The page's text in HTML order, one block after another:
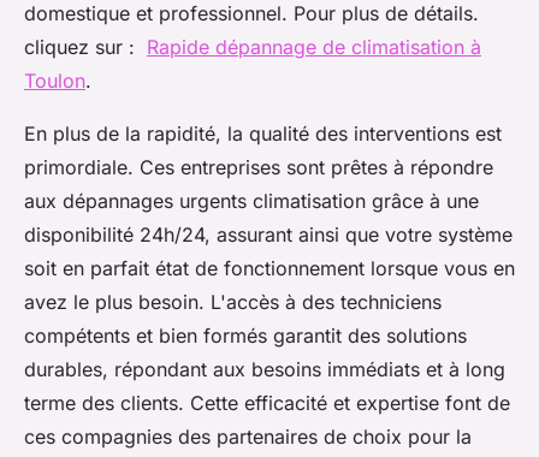
domestique et professionnel. Pour plus de détails.
cliquez sur : Rapide dépannage de climatisation à
Toulon.
En plus de la rapidité, la qualité des interventions est
primordiale. Ces entreprises sont prêtes à répondre
aux dépannages urgents climatisation grâce à une
disponibilité 24h/24, assurant ainsi que votre système
soit en parfait état de fonctionnement lorsque vous en
avez le plus besoin. L'accès à des techniciens
compétents et bien formés garantit des solutions
durables, répondant aux besoins immédiats et à long
terme des clients. Cette efficacité et expertise font de
ces compagnies des partenaires de choix pour la